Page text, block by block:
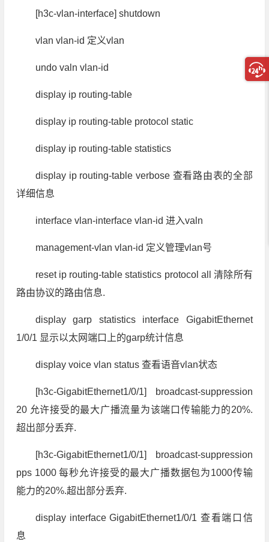
[h3c-vlan-interface] shutdown
vlan vlan-id 定义vlan
undo valn vlan-id
display ip routing-table
display ip routing-table protocol static
display ip routing-table statistics
display ip routing-table verbose 查看路由表的全部
详细信息
interface vlan-interface vlan-id 进入valn
management-vlan vlan-id 定义管理vlan号
reset ip routing-table statistics protocol all 清除所有
路由协议的路由信息.
display garp statistics interface GigabitEthernet
1/0/1 显示以太网端口上的garp统计信息
display voice vlan status 查看语音vlan状态
[h3c-GigabitEthernet1/0/1] broadcast-suppression
20 允许接受的最大广播流量为该端口传输能力的20%.
超出部分丢弃.
[h3c-GigabitEthernet1/0/1] broadcast-suppression
pps 1000 每秒允许接受的最大广播数据包为1000传输
能力的20%.超出部分丢弃.
display interface GigabitEthernet1/0/1 查看端口信
息